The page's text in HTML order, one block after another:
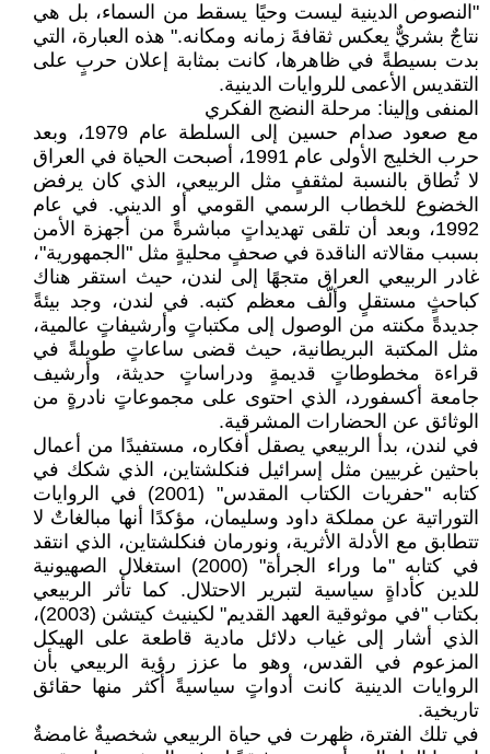
"النصوص الدينية ليست وحيًا يسقط من السماء، بل هي
نتاجٌ بشريٌّ يعكس ثقافةَ زمانه ومكانه." هذه العبارة، التي
بدت بسيطةً في ظاهرها، كانت بمثابة إعلان حربٍ على
التقديس الأعمى للروايات الدينية.
المنفى وإلينا: مرحلة النضج الفكري
مع صعود صدام حسين إلى السلطة عام 1979، وبعد
حرب الخليج الأولى عام 1991، أصبحت الحياة في العراق
لا تُطاق بالنسبة لمثقفٍ مثل الربيعي، الذي كان يرفض
الخضوع للخطاب الرسمي القومي أو الديني. في عام
1992، وبعد أن تلقى تهديداتٍ مباشرةً من أجهزة الأمن
بسبب مقالاته الناقدة في صحفٍ محليةٍ مثل "الجمهورية"،
غادر الربيعي العراق متجهًا إلى لندن، حيث استقر هناك
كباحثٍ مستقلٍ وألّف معظم كتبه. في لندن، وجد بيئةً
جديدةً مكنته من الوصول إلى مكتباتٍ وأرشيفاتٍ عالمية،
مثل المكتبة البريطانية، حيث قضى ساعاتٍ طويلةً في
قراءة مخطوطاتٍ قديمةٍ ودراساتٍ حديثة، وأرشيف
جامعة أكسفورد، الذي احتوى على مجموعاتٍ نادرةٍ من
الوثائق عن الحضارات المشرقية.
في لندن، بدأ الربيعي يصقل أفكاره، مستفيدًا من أعمال
باحثين غربيين مثل إسرائيل فنكلشتاين، الذي شكك في
كتابه "حفريات الكتاب المقدس" (2001) في الروايات
التوراتية عن مملكة داود وسليمان، مؤكدًا أنها مبالغاتٌ لا
تتطابق مع الأدلة الأثرية، ونورمان فنكلشتاين، الذي انتقد
في كتابه "ما وراء الجرأة" (2000) استغلال الصهيونية
للدين كأداةٍ سياسية لتبرير الاحتلال. كما تأثر الربيعي
بكتاب "في موثوقية العهد القديم" لكينيث كيتشن (2003)،
الذي أشار إلى غياب دلائل مادية قاطعة على الهيكل
المزعوم في القدس، وهو ما عزز رؤية الربيعي بأن
الروايات الدينية كانت أدواتٍ سياسيةً أكثر منها حقائق
تاريخية.
في تلك الفترة، ظهرت في حياة الربيعي شخصيةٌ غامضةٌ